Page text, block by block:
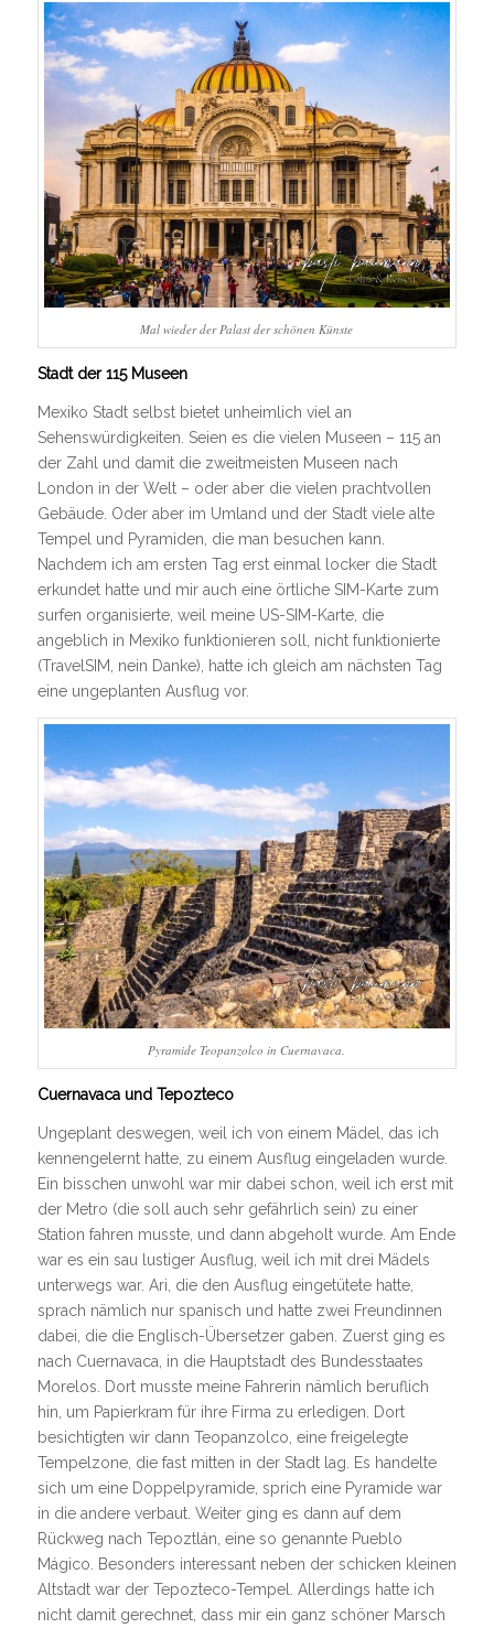
Mal wieder der Palast der schönen Künste
Stadt der 115 Museen
Mexiko Stadt selbst bietet unheimlich viel an
Sehenswürdigkeiten. Seien es die vielen Museen – 115 an
der Zahl und damit die zweitmeisten Museen nach
London in der Welt – oder aber die vielen prachtvollen
Gebäude. Oder aber im Umland und der Stadt viele alte
Tempel und Pyramiden, die man besuchen kann.
Nachdem ich am ersten Tag erst einmal locker die Stadt
erkundet hatte und mir auch eine örtliche SIM-Karte zum
surfen organisierte, weil meine US-SIM-Karte, die
angeblich in Mexiko funktionieren soll, nicht funktionierte
(TravelSIM, nein Danke), hatte ich gleich am nächsten Tag
eine ungeplanten Ausflug vor.
Pyramide Teopanzolco in Cuernavaca.
Cuernavaca und Tepozteco
Ungeplant deswegen, weil ich von einem Mädel, das ich
kennengelernt hatte, zu einem Ausflug eingeladen wurde.
Ein bisschen unwohl war mir dabei schon, weil ich erst mit
der Metro (die soll auch sehr gefährlich sein) zu einer
Station fahren musste, und dann abgeholt wurde. Am Ende
war es ein sau lustiger Ausflug, weil ich mit drei Mädels
unterwegs war. Ari, die den Ausflug eingetütete hatte,
sprach nämlich nur spanisch und hatte zwei Freundinnen
dabei, die die Englisch-Übersetzer gaben. Zuerst ging es
nach Cuernavaca, in die Hauptstadt des Bundesstaates
Morelos. Dort musste meine Fahrerin nämlich beruflich
hin, um Papierkram für ihre Firma zu erledigen. Dort
besichtigten wir dann Teopanzolco, eine freigelegte
Tempelzone, die fast mitten in der Stadt lag. Es handelte
sich um eine Doppelpyramide, sprich eine Pyramide war
in die andere verbaut. Weiter ging es dann auf dem
Rückweg nach Tepoztlán, eine so genannte Pueblo
Mágico. Besonders interessant neben der schicken kleinen
Altstadt war der Tepozteco-Tempel. Allerdings hatte ich
nicht damit gerechnet, dass mir ein ganz schöner Marsch